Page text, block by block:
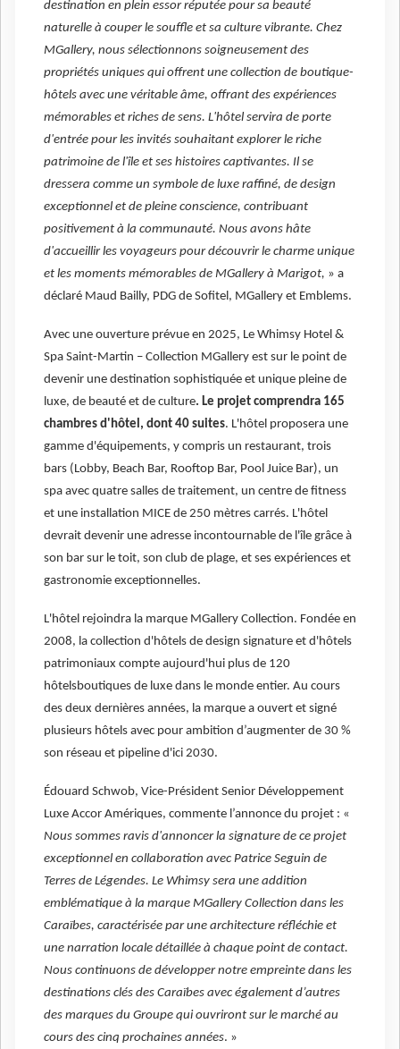
destination en plein essor réputée pour sa beauté
naturelle à couper le souffle et sa culture vibrante. Chez
MGallery, nous sélectionnons soigneusement des
propriétés uniques qui offrent une collection de boutique-
hôtels avec une véritable âme, offrant des expériences
mémorables et riches de sens. L'hôtel servira de porte
d'entrée pour les invités souhaitant explorer le riche
patrimoine de l'île et ses histoires captivantes. Il se
dressera comme un symbole de luxe raffiné, de design
exceptionnel et de pleine conscience, contribuant
positivement à la communauté. Nous avons hâte
d'accueillir les voyageurs pour découvrir le charme unique
et les moments mémorables de MGallery à Marigot, » a
déclaré Maud Bailly, PDG de Sofitel, MGallery et Emblems.
Avec une ouverture prévue en 2025, Le Whimsy Hotel &
Spa Saint-Martin – Collection MGallery est sur le point de
devenir une destination sophistiquée et unique pleine de
luxe, de beauté et de culture. Le projet comprendra 165
chambres d'hôtel, dont 40 suites. L'hôtel proposera une
gamme d'équipements, y compris un restaurant, trois
bars (Lobby, Beach Bar, Rooftop Bar, Pool Juice Bar), un
spa avec quatre salles de traitement, un centre de fitness
et une installation MICE de 250 mètres carrés. L'hôtel
devrait devenir une adresse incontournable de l'île grâce à
son bar sur le toit, son club de plage, et ses expériences et
gastronomie exceptionnelles.
L'hôtel rejoindra la marque MGallery Collection. Fondée en
2008, la collection d'hôtels de design signature et d'hôtels
patrimoniaux compte aujourd'hui plus de 120
hôtelsboutiques de luxe dans le monde entier. Au cours
des deux dernières années, la marque a ouvert et signé
plusieurs hôtels avec pour ambition d’augmenter de 30 %
son réseau et pipeline d'ici 2030.
Édouard Schwob, Vice-Président Senior Développement
Luxe Accor Amériques, commente l’annonce du projet : «
Nous sommes ravis d'annoncer la signature de ce projet
exceptionnel en collaboration avec Patrice Seguin de
Terres de Légendes. Le Whimsy sera une addition
emblématique à la marque MGallery Collection dans les
Caraïbes, caractérisée par une architecture réfléchie et
une narration locale détaillée à chaque point de contact.
Nous continuons de développer notre empreinte dans les
destinations clés des Caraïbes avec également d’autres
des marques du Groupe qui ouvriront sur le marché au
cours des cinq prochaines années. »